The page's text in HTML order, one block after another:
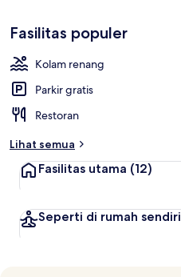
Fasilitas populer
Kolam renang
Parkir gratis
Restoran
Lihat semua
Fasilitas utama (12)
Seperti di rumah sendiri